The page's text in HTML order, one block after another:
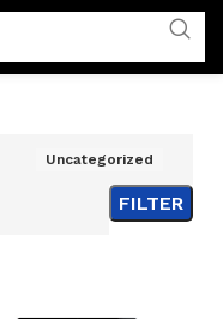
Uncategorized
FILTER